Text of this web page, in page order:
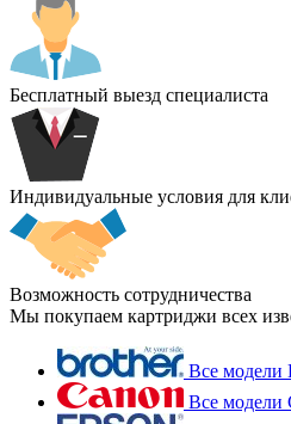
Бесплатный выезд специалиста
Индивидуальные условия для
Возможность сотрудничества
Мы покупаем картриджи всех
Все модели
Все модели